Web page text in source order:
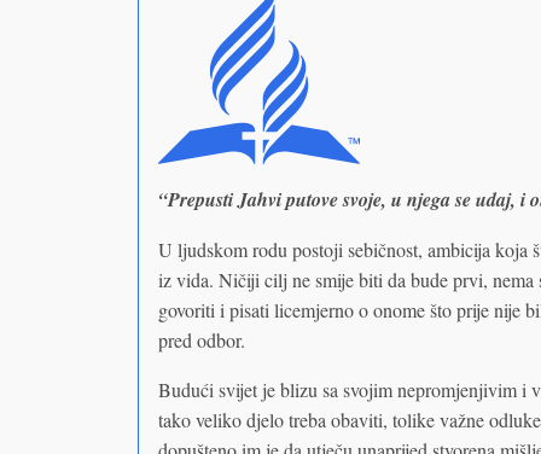
“Prepusti Jahvi putove svoje, u njega se udaj, i
U ljudskom rodu postoji sebičnost, ambicija
iz vida. Ničiji cilj ne smije biti da bude prvi, nema
govoriti i pisati licemjerno o onome što prije nije
pred odbor.
Budući svijet je blizu sa svojim nepromjenjivim
tako veliko djelo treba obaviti, tolike važne